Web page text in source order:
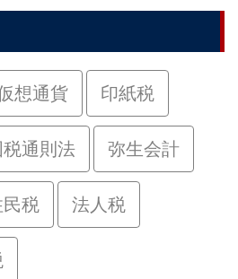
想通貨 印紙税
税通則法 弥生会計
税 法人税